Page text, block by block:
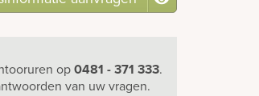
op0481 - 371 333.
van uw vragen.